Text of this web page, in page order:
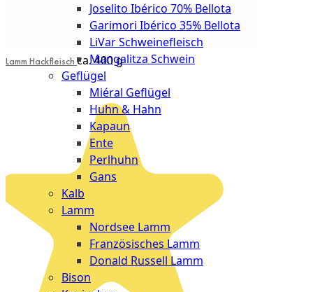
Joselito Ibérico 70% Bellota
Garimori Ibérico 35% Bellota
LiVar Schweinefleisch
Mangalitza Schwein
Geflügel
Miéral Geflügel
Huhn & Hahn
Kapaun
Ente
Perlhuhn
Gans
Kalb
Lamm
Nordsee Lamm
Französisches Lamm
Donald Russell Lamm
Bison
Lamm Hackfleisch ca. 400 g